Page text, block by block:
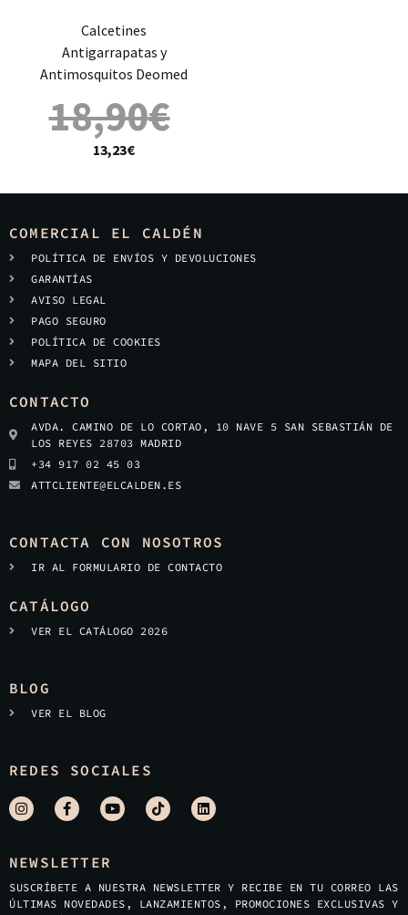
Calcetines
Antigarrapatas y
Antimosquitos Deomed
18,90€
13,23€
COMERCIAL EL CALDÉN
POLÍTICA DE ENVÍOS Y DEVOLUCIONES
GARANTÍAS
AVISO LEGAL
PAGO SEGURO
POLÍTICA DE COOKIES
MAPA DEL SITIO
CONTACTO
AVDA. CAMINO DE LO CORTAO, 10 NAVE 5 SAN SEBASTIÁN DE
LOS REYES 28703 MADRID
+34 917 02 45 03
ATTCLIENTE@ELCALDEN.ES
CONTACTA CON NOSOTROS
IR AL FORMULARIO DE CONTACTO
CATÁLOGO
VER EL CATÁLOGO 2026
BLOG
VER EL BLOG
REDES SOCIALES
NEWSLETTER
SUSCRÍBETE A NUESTRA NEWSLETTER Y RECIBE EN TU CORREO LAS
ÚLTIMAS NOVEDADES, LANZAMIENTOS, PROMOCIONES EXCLUSIVAS Y